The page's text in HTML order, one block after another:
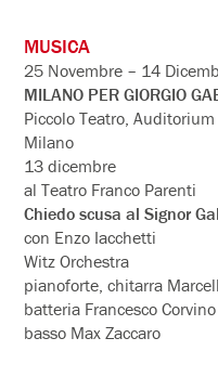
MUSICA
25 Novembre – 14
MILANO PER GIORGIO
Piccolo Teatro,
Milano
13 dicembre
al Teatro Franco Parenti
Chiedo scusa al Signor
con Enzo Iacchetti
Witz Orchestra
pianoforte, chitarra
batteria Francesco Corvino
basso Max Zaccaro